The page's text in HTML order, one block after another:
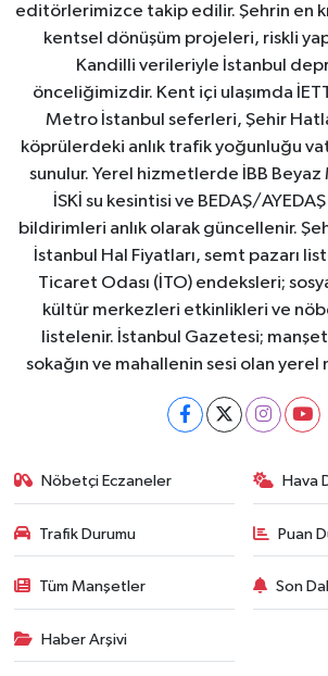
editörlerimizce takip edilir. Şehrin en
kentsel dönüşüm projeleri, riskli
Kandilli verileriyle İstanbul
önceliğimizdir. Kent içi ulaşımda
Metro İstanbul seferleri, Şehir
köprülerdeki anlık trafik yoğunluğu
sunulur. Yerel hizmetlerde İBB Beyaz
İSKİ su kesintisi ve BEDAŞ/
bildirimleri anlık olarak güncellenir.
İstanbul Hal Fiyatları, semt pazarı
Ticaret Odası (İTO) endeksleri;
kültür merkezleri etkinlikleri ve
listelenir. İstanbul Gazetesi;
sokağın ve mahallenin sesi olan yerel
Nöbetçi Eczaneler Hava
Trafik Durumu Puan
Tüm Manşetler Son
Haber Arşivi